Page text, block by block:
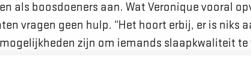
als boosdoeners aan. Wat Veronique vooral
vragen geen hulp. “Het hoort erbij, er is niks
zijn om iemands slaapkwaliteit te